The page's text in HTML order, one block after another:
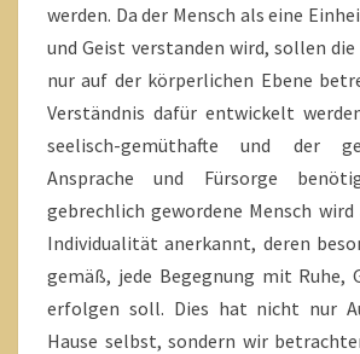
werden. Da der Mensch als eine
und Geist verstanden wird, sollen
nur auf der körperlichen Ebene
Verständnis dafür entwickelt
seelisch-gemüthafte und der
Ansprache und Fürsorge
gebrechlich gewordene Mensch
Individualität anerkannt, deren
gemäß, jede Begegnung mit Ruhe,
erfolgen soll. Dies hat nicht nur
Hause selbst, sondern wir